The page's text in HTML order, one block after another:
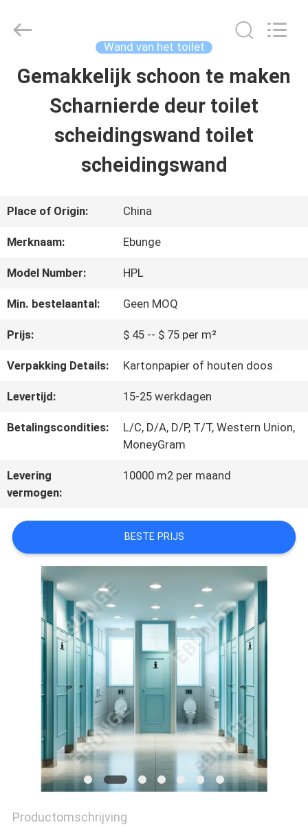
HUIS
PRODUCTEN
ONGEVEER
ONS
KWALITEITSCONTROLE
CONTACTEER
NIEUWS
VERZOEK
OM
EEN
CITAAT
SITEMAP
PRIVACY
POLICY
Building
Material
Wand van het toilet
Gemakkelijk schoon te maken
Scharnierde deur toilet
scheidingswand toilet
scheidingswand
Place of Origin: China
Merknaam: Ebunge
Model Number: HPL
Min. bestelaantal: Geen MOQ
Prijs: $ 45 -- $ 75 per m²
Verpakking Details: Kartonpapier of houten doos
Levertijd: 15-25 werkdagen
Betalingscondities:
L/C, D/A, D/P, T/T, Western Union,
MoneyGram
Levering
vermogen:
10000 m2 per maand
BESTE PRIJS
Productomschrijving